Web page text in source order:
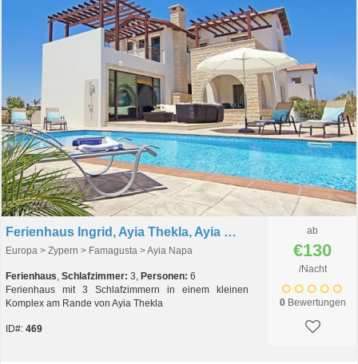
Ferienhaus Ingrid, Ayia Thekla, Ayia Napa, Zypern
Europa > Zypern > Famagusta > Ayia Napa
Ferienhaus Schlafzimmer: 3, Personen: 6
Ferienhaus mit 3 Schlafzimmern in einem kleinen
Komplex am Rande von Ayia Thekla
ID#: 469
ab
€130
/Nacht
0Bewertungen